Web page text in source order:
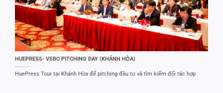
HUEPRESS- VSBC PITCHING DAY (KHÁNH HÒA)
HuePress Tour tại Khánh Hòa để pitching đầu tư và tìm kiếm đối tác hợp